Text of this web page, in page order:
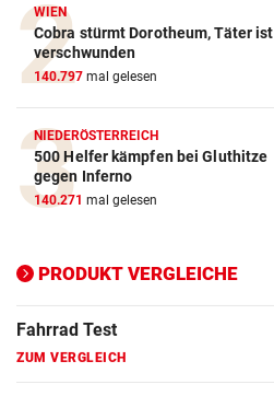
WIEN
Cobra stürmt Dorotheum, Täter ist
verschwunden
140.797 mal gelesen
NIEDERÖSTERREICH
500 Helfer kämpfen bei Gluthitze
gegen Inferno
140.271 mal gelesen
PRODUKT VERGLEICHE
Crosstrainer Vergleich
ZUM VERGLEICH
E-Bike Vergleich
ZUM VERGLEICH
Elektro-Scooter Vergleich
ZUM VERGLEICH
ZUM VERGLEICH
ZUM VERGLEICH